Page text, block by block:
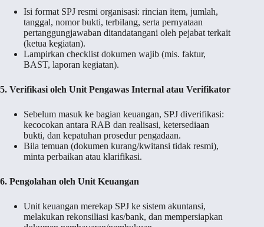
Isi format SPJ resmi organisasi: rincian item, jumlah,
tanggal, nomor bukti, terbilang, serta pernyataan
pertanggungjawaban ditandatangani oleh pejabat terkait
(ketua kegiatan).
Lampirkan checklist dokumen wajib (mis. faktur,
BAST, laporan kegiatan).
5. Verifikasi oleh Unit Pengawas Internal atau Verifikator
Sebelum masuk ke bagian keuangan, SPJ diverifikasi:
kecocokan antara RAB dan realisasi, ketersediaan
bukti, dan kepatuhan prosedur pengadaan.
Bila temuan (dokumen kurang/kwitansi tidak resmi),
minta perbaikan atau klarifikasi.
6. Pengolahan oleh Unit Keuangan
Unit keuangan merekap SPJ ke sistem akuntansi,
melakukan rekonsiliasi kas/bank, dan mempersiapkan